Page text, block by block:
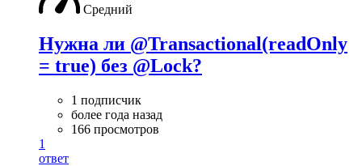
Средний
Нужна ли @Transactional(readOnly
= true) без @Lock?
1 подписчик
более года назад
166 просмотров
1
ответ